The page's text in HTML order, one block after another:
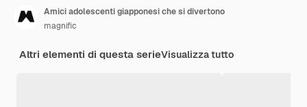
Amici adolescenti giapponesi che si divertono
magnific
Altri elementi di questa serieVisualizza tutto